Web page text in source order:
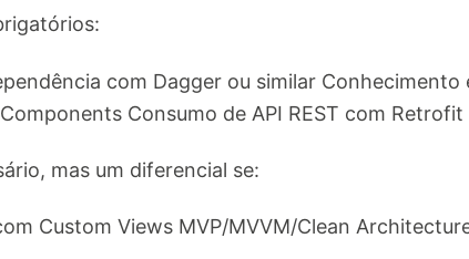
com Dagger ou similar
Consumo de API REST com
mas um diferencial se:
Custom Views MVP/MVVM/Clean